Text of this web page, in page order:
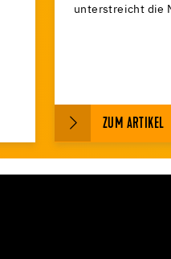
unterstreicht die
ZUM ARTIKEL